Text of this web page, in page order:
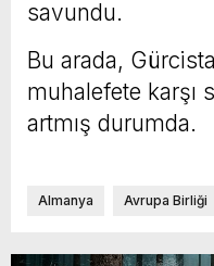
savundu.
Bu arada,
muhalefete karşı
artmış durumda.
Almanya Avrupa Birliği